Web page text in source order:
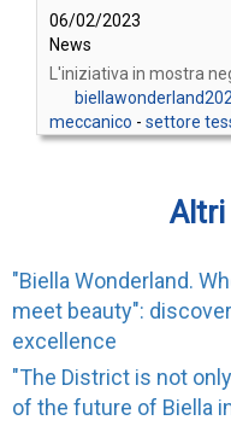
06/02/2023
News
L'iniziativa in mostra
meccanico - settore
"Biella Wonderland.
meet beauty":
excellence
"The District is not
of the future of Biella